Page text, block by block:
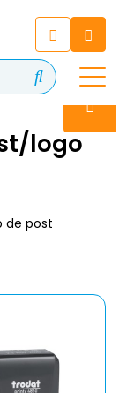
logo
de post